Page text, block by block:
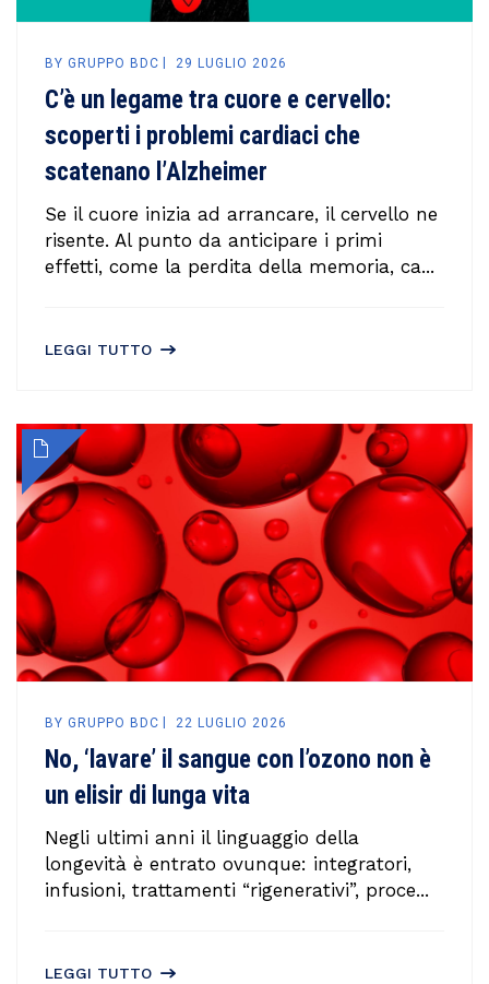
BY GRUPPO BDC 29 LUGLIO 2026
C’è un legame tra cuore e cervello:
scoperti i problemi cardiaci che
scatenano l’Alzheimer
Se il cuore inizia ad arrancare, il cervello ne
risente. Al punto da anticipare i primi
effetti, come la perdita della memoria, ca...
LEGGI TUTTO
BY GRUPPO BDC 22 LUGLIO 2026
No, ‘lavare’ il sangue con l’ozono non è
un elisir di lunga vita
Negli ultimi anni il linguaggio della
longevità è entrato ovunque: integratori,
infusioni, trattamenti “rigenerativi”, proce...
LEGGI TUTTO